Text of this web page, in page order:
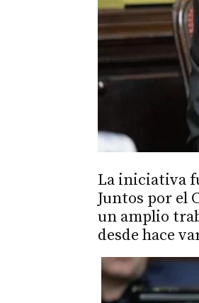
La iniciativa
Juntos por el
un amplio
desde hace